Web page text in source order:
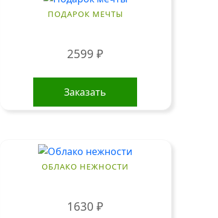
ПОДАРОК МЕЧТЫ
2599₽
Заказать
ОБЛАКО НЕЖНОСТИ
1630₽